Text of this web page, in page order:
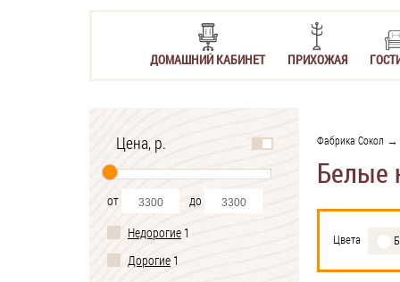
ДОМАШНИЙ КАБИНЕТ ПРИХОЖАЯ
Цена, р.
от
до
Недорогие 1
Дорогие 1
Фабрика Сокол →
Белые
Цвета